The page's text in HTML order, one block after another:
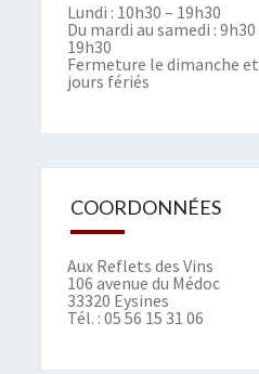
Lundi : 10h30 – 19h30
Du mardi au samedi : 9h30
19h30
Fermeture le dimanche
jours fériés
COORDONNÉES
Aux Reflets des Vins
106 avenue du Médoc
33320 Eysines
Tél. : 05 56 15 31 06